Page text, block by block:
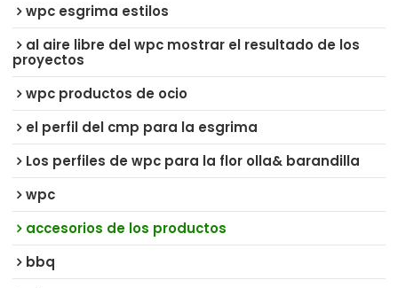
wpc esgrima estilos
al aire libre del wpc mostrar el resultado de los
proyectos
wpc productos de ocio
el perfil del cmp para la esgrima
Los perfiles de wpc para la flor olla& barandilla
wpc
accesorios de los productos
bbq